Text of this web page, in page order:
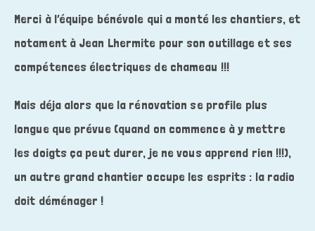
Merci à l’équipe bénévole qui a monté les chantiers, et
notament à Jean Lhermite pour son outillage et ses
compétences électriques de chameau !!!
Mais déja alors que la rénovation se profile plus
longue que prévue (quand on commence à y mettre
les doigts ça peut durer, je ne vous apprend rien !!!),
un autre grand chantier occupe les esprits : la radio
doit déménager !